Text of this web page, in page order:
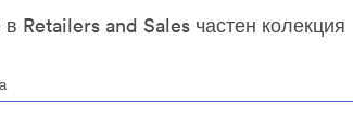
в Retailers and Sales частен колекция